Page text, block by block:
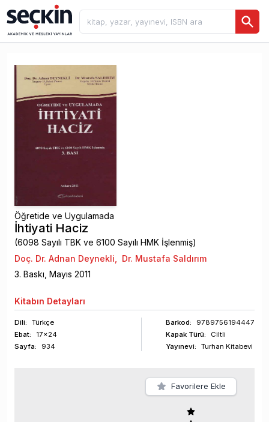
Öğretide ve Uygulamada
İhtiyati Haciz
(6098 Sayılı TBK ve 6100 Sayılı HMK İşlenmiş)
Doç. Dr. Adnan Deynekli
Dr. Mustafa Saldırım
3. Baskı, Mayıs 2011
Kitabın Detayları
Dili:
Türkçe
Ebat:
17x24
Sayfa: 934
Barkod:
9789756194447
Kapak Türü:
Ciltli
Yayınevi:
Turhan Kitabevi
Favorilere Ekle